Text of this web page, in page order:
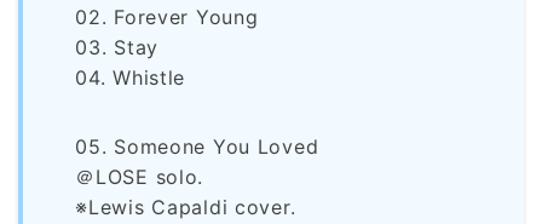
02. Forever Young
03. Stay
04. Whistle
05. Someone You Loved
＠LOSE solo.
※Lewis Capaldi cover.